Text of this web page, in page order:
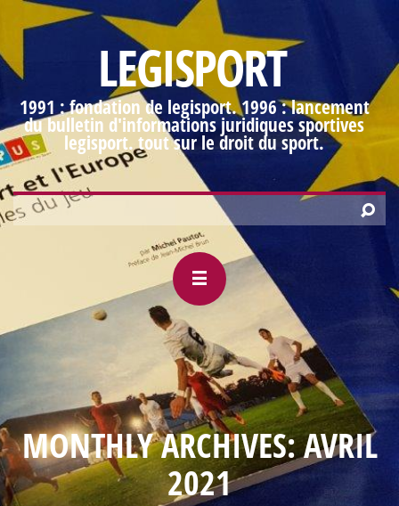
LEGISPORT
1991 : fondation de legisport. 1996 : lancement
du bulletin d'informations juridiques sportives
legisport. tout sur le droit du sport.
MONTHLY ARCHIVES: AVRIL
2021